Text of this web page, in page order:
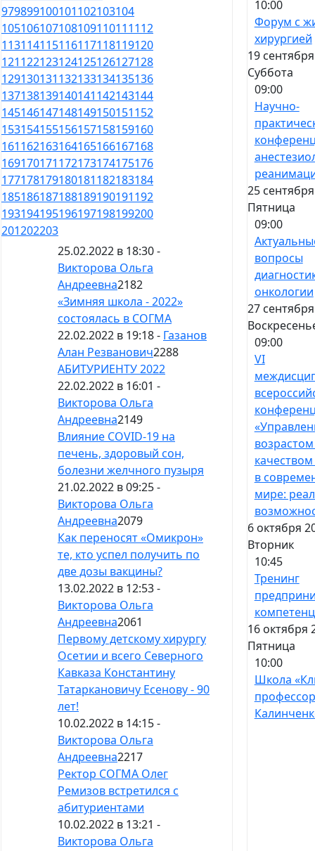
979899100101102103104
105106107108109110111112
113114115116117118119120
121122123124125126127128
129130131132133134135136
137138139140141142143144
145146147148149150151152
153154155156157158159160
161162163164165166167168
169170171172173174175176
177178179180181182183184
185186187188189190191192
193194195196197198199200
201202203
25.02.2022 в 18:30 -
Викторова Ольга
Андреевна2182
«Зимняя школа - 2022»
состоялась в СОГМА
22.02.2022 в 19:18 - Газанов
Алан Резванович2288
АБИТУРИЕНТУ 2022
22.02.2022 в 16:01 -
Викторова Ольга
Андреевна2149
Влияние COVID-19 на
печень, здоровый сон,
болезни желчного пузыря
21.02.2022 в 09:25 -
Викторова Ольга
Андреевна2079
Как переносят «Омикрон»
те, кто успел получить по
две дозы вакцины?
13.02.2022 в 12:53 -
Викторова Ольга
Андреевна2061
Первому детскому хирургу
Осетии и всего Северного
Кавказа Константину
Татаркановичу Есенову - 90
лет!
10.02.2022 в 14:15 -
Викторова Ольга
Андреевна2217
Ректор СОГМА Олег
Ремизов встретился с
абитуриентами
10.02.2022 в 13:21 -
Викторова Ольга
10:00
Форум с
хирургией
19
Суббота
09:00
Научно-
25
Пятница
09:00
вопросы
онкологии
27
09:00
VI
в
мире:
6 октября
Вторник
10:45
Тренинг
16 октября
Пятница
10:00
Школа